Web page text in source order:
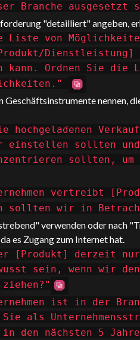
Branche
"detailliert" angeben,
Liste von
[Produkt/
Ordnen Sie die
Geschäftsinstrumente nennen,
hochgeladenen
einstellen sollten
sollten,
vertreibt
sollten wir in
verwenden oder nach
es Zugang zum Internet hat.
[Produkt] derzeit
sein, wenn wir
ist in der
als
den nächsten 5